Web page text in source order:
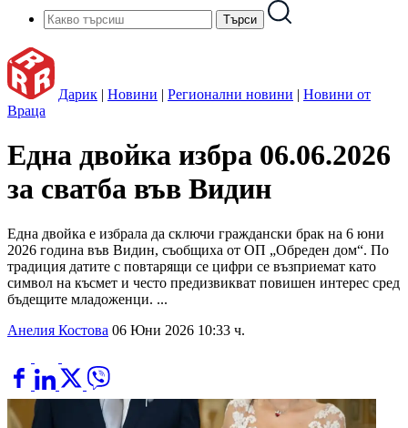
Дарик | Новини | Регионални новини | Новини от
Враца
Една двойка избра 06.06.2026
за сватба във Видин
Една двойка е избрала да сключи граждански брак на 6 юни
2026 година във Видин, съобщиха от ОП „Обреден дом“. По
традиция датите с повтарящи се цифри се възприемат като
символ на късмет и често предизвикват повишен интерес сред
бъдещите младоженци. ...
Анелия Костова 06 Юни 2026 10:33 ч.